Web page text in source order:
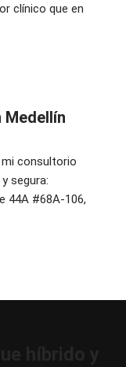
clínico que en
Medellín
consultorio
segura:
44A #68A-106,